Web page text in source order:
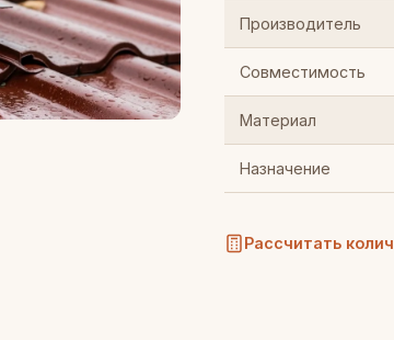
Производитель
Совместимость
Материал
Назначение
Рассчитать